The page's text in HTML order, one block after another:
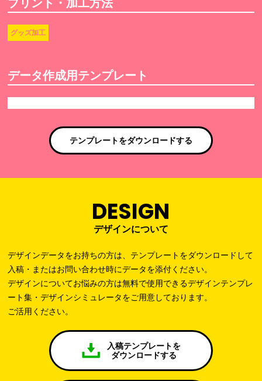
プリント・加工方法
グッズ加工
データ作成用テンプレート
テンプレートをダウンロードする
DESIGN
デザインについて
デザインデータをお持ちの方は、テンプレートをダウンロードして
入稿・またはお問い合わせ時にデータを添付ください。
デザインについてお悩みの方は無料で使用できるデザインテンプレ
ート集・デザインシミュレータをご用意しております。
ご活用ください。
入稿テンプレートを
ダウンロードする